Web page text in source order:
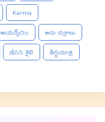
Karma
ఆయర్వేదం
ఆరు చక్రాలు
జీవన శైలి
తీర్థయాత్ర